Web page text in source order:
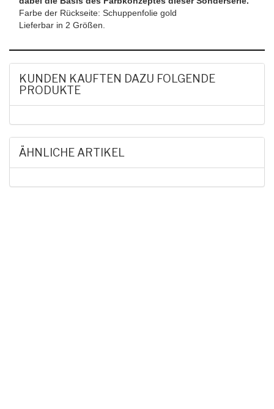
Farbe der Rückseite: Schuppenfolie gold
Lieferbar in 2 Größen.
KUNDEN KAUFTEN DAZU FOLGENDE
PRODUKTE
ÄHNLICHE ARTIKEL